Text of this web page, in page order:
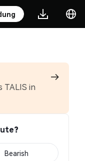
TALIS in
Bearish